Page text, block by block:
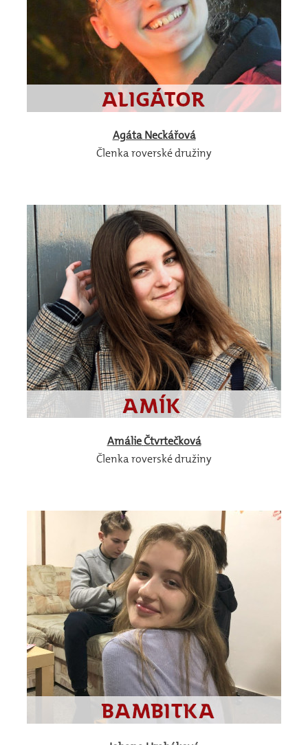
Agáta Neckářová
Členka roverské družiny
AmálieČtvrtečková
Členka roverské družiny